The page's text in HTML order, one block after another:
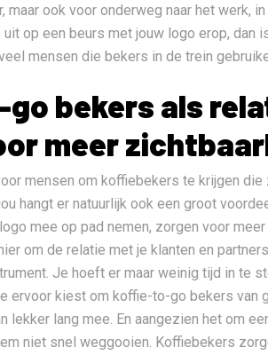
maar ook voor onderweg naar het werk,
op een beurs met jouw logo erop, dan
mensen die bekers in de trein
bekers als
meer
mensen om koffiebekers te krijgen die
hangt er natuurlijk ook een groot
mee op pad nemen, zorgen voor
om de relatie met je klanten en
Je hoeft er maar weinig tijd in te
ervoor kiest om koffie-to-go bekers van
lekker lang mee. En aangezien het om
niet snel weggooien. Koffiebekers